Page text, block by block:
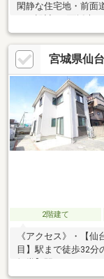
閑静な住宅地・前面
きの設計・3面採光
事動線の良い2WAY
納戸・WIC等、収納
ーム履歴【2017年7
付)交換【2021年2月
え、畳表替え■ ご希
━━━━━・・・物件
ださい。
宮城県仙
2階建て
《アクセス》・【
目】駅まで徒歩32分
の立地です。《室内